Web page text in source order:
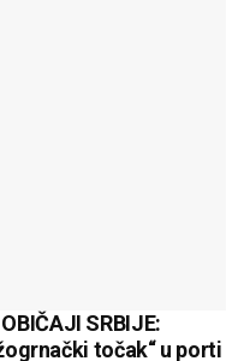
SRBIJE:
točak“ u porti